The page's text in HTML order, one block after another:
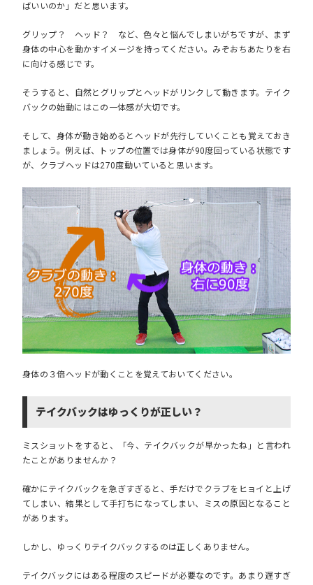
ばいいのか」だと思います。
グリップ？ ヘッド？ など、色々と悩んでしまいがちですが、まず
身体の中心を動かすイメージを持ってください。みぞおちあたりを右
に向ける感じです。
そうすると、自然とグリップとヘッドがリンクして動きます。テイク
バックの始動にはこの一体感が大切です。
そして、身体が動き始めるとヘッドが先行していくことも覚えておき
ましょう。例えば、トップの位置では身体が90度回っている状態です
が、クラブヘッドは270度動いていると思います。
身体の３倍ヘッドが動くことを覚えておいてください。
テイクバックはゆっくりが正しい？
ミスショットをすると、「今、テイクバックが早かったね」と言われ
たことがありませんか？
確かにテイクバックを急ぎすぎると、手だけでクラブをヒョイと上げ
てしまい、結果として手打ちになってしまい、ミスの原因となること
があります。
しかし、ゆっくりテイクバックするのは正しくありません。
テイクバックにはある程度のスピードが必要なのです。あまり遅すぎ